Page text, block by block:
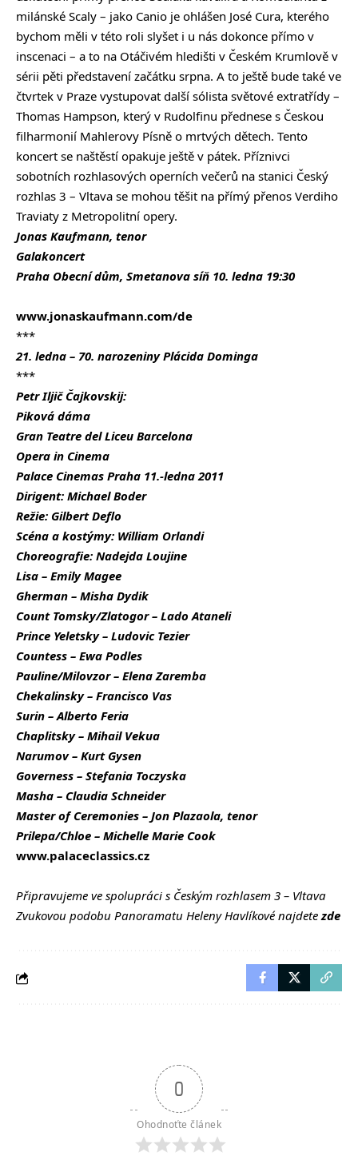
milánské Scaly – jako Canio je ohlášen José Cura, kterého
bychom měli v této roli slyšet i u nás dokonce přímo v
inscenaci – a to na Otáčivém hledišti v Českém Krumlově v
sérii pěti představení začátku srpna. A to ještě bude také ve
čtvrtek v Praze vystupovat další sólista světové extratřídy –
Thomas Hampson, který v Rudolfinu přednese s Českou
filharmonií Mahlerovy Písně o mrtvých dětech. Tento
koncert se naštěstí opakuje ještě v pátek. Příznivci
sobotních rozhlasových operních večerů na stanici Český
rozhlas 3 – Vltava se mohou těšit na přímý přenos Verdiho
Traviaty z Metropolitní opery.
Jonas Kaufmann, tenor
Galakoncert
Praha Obecní dům, Smetanova síň 10. ledna 19:30
www.jonaskaufmann.com/de
***
21. ledna – 70. narozeniny Plácida Dominga
***
Petr Iljič Čajkovskij:
Piková dáma
Gran Teatre del Liceu Barcelona
Opera in Cinema
Palace Cinemas Praha 11.-ledna 2011
Dirigent: Michael Boder
Režie: Gilbert Deflo
Scéna a kostýmy: William Orlandi
Choreografie: Nadejda Loujine
Lisa – Emily Magee
Gherman – Misha Dydik
Count Tomsky/Zlatogor – Lado Ataneli
Prince Yeletsky – Ludovic Tezier
Countess – Ewa Podles
Pauline/Milovzor – Elena Zaremba
Chekalinsky – Francisco Vas
Surin – Alberto Feria
Chaplitsky – Mihail Vekua
Narumov – Kurt Gysen
Governess – Stefania Toczyska
Masha – Claudia Schneider
Master of Ceremonies – Jon Plazaola, tenor
Prilepa/Chloe – Michelle Marie Cook
www.palaceclassics.cz
Připravujeme ve spolupráci s Českým rozhlasem 3 – Vltava
Zvukovou podobu Panoramatu Heleny Havlíkové najdetezde
0
Ohodnoťte článek